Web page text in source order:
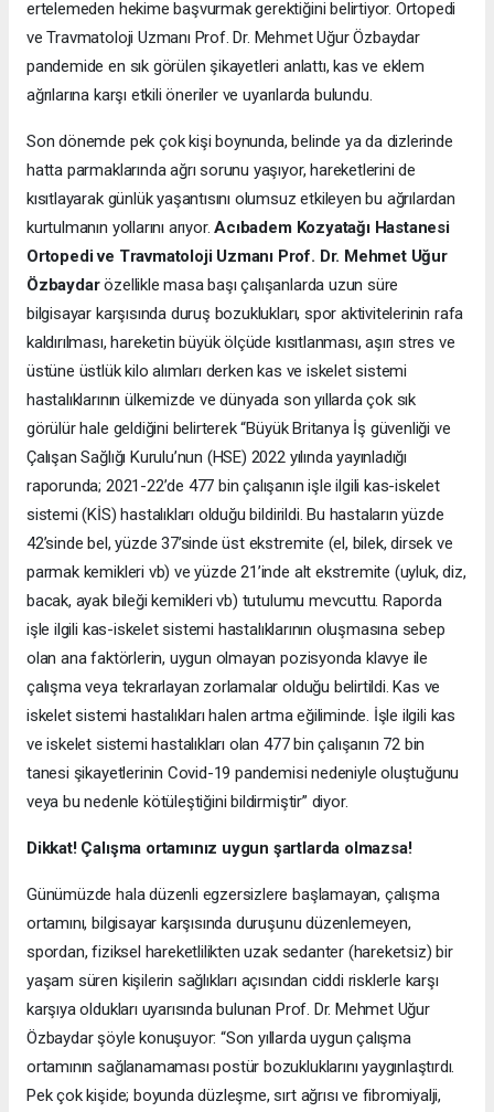
ertelemeden hekime başvurmak gerektiğini belirtiyor. Ortopedi
ve Travmatoloji Uzmanı Prof. Dr. Mehmet Uğur Özbaydar
pandemide en sık görülen şikayetleri anlattı, kas ve eklem
ağrılarına karşı etkili öneriler ve uyarılarda bulundu.
Son dönemde pek çok kişi boynunda, belinde ya da dizlerinde
hatta parmaklarında ağrı sorunu yaşıyor, hareketlerini de
kısıtlayarak günlük yaşantısını olumsuz etkileyen bu ağrılardan
kurtulmanın yollarını arıyor.Acıbadem Kozyatağı Hastanesi
Ortopedi ve Travmatoloji Uzmanı Prof. Dr. Mehmet Uğur
Özbaydarözellikle masa başı çalışanlarda uzun süre
bilgisayar karşısında duruş bozuklukları, spor aktivitelerinin rafa
kaldırılması, hareketin büyük ölçüde kısıtlanması, aşırı stres ve
üstüne üstlük kilo alımları derken kas ve iskelet sistemi
hastalıklarının ülkemizde ve dünyada son yıllarda çok sık
görülür hale geldiğini belirterek “Büyük Britanya İş güvenliği ve
Çalışan Sağlığı Kurulu’nun (HSE) 2022 yılında yayınladığı
raporunda; 2021-22’de 477 bin çalışanın işle ilgili kas-iskelet
sistemi (KİS) hastalıkları olduğu bildirildi. Bu hastaların yüzde
42’sinde bel, yüzde 37’sinde üst ekstremite (el, bilek, dirsek ve
parmak kemikleri vb) ve yüzde 21’inde alt ekstremite (uyluk, diz,
bacak, ayak bileği kemikleri vb) tutulumu mevcuttu. Raporda
işle ilgili kas-iskelet sistemi hastalıklarının oluşmasına sebep
olan ana faktörlerin, uygun olmayan pozisyonda klavye ile
çalışma veya tekrarlayan zorlamalar olduğu belirtildi. Kas ve
iskelet sistemi hastalıkları halen artma eğiliminde. İşle ilgili kas
ve iskelet sistemi hastalıkları olan 477 bin çalışanın 72 bin
tanesi şikayetlerinin Covid-19 pandemisi nedeniyle oluştuğunu
veya bu nedenle kötüleştiğini bildirmiştir” diyor.
Dikkat! Çalışma ortamınız uygun şartlarda olmazsa!
Günümüzde hala düzenli egzersizlere başlamayan, çalışma
ortamını, bilgisayar karşısında duruşunu düzenlemeyen,
spordan, fiziksel hareketlilikten uzak sedanter (hareketsiz) bir
yaşam süren kişilerin sağlıkları açısından ciddi risklerle karşı
karşıya oldukları uyarısında bulunan Prof. Dr. Mehmet Uğur
Özbaydar şöyle konuşuyor: “Son yıllarda uygun çalışma
ortamının sağlanamaması postür bozukluklarını yaygınlaştırdı.
Pek çok kişide; boyunda düzleşme, sırt ağrısı ve fibromiyalji,